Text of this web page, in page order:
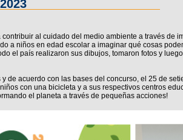
al cuidado del medio ambiente a través de
a niños en edad escolar a imaginar qué cosas
el país realizaron sus dibujos, tomaron fotos y
y de acuerdo con las bases del concurso, el 25 de
con una bicicleta y a sus respectivos centros
el planeta a través de pequeñas acciones!